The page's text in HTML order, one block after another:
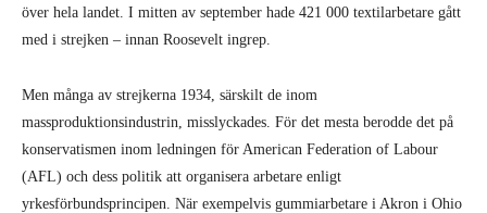
över hela landet. I mitten av september hade 421 000 textilarbetare gått
med i strejken – innan Roosevelt ingrep.
Men många av strejkerna 1934, särskilt de inom
massproduktionsindustrin, misslyckades. För det mesta berodde det på
konservatismen inom ledningen för American Federation of Labour
(AFL) och dess politik att organisera arbetare enligt
yrkesförbundsprincipen. När exempelvis gummiarbetare i Akron i Ohio